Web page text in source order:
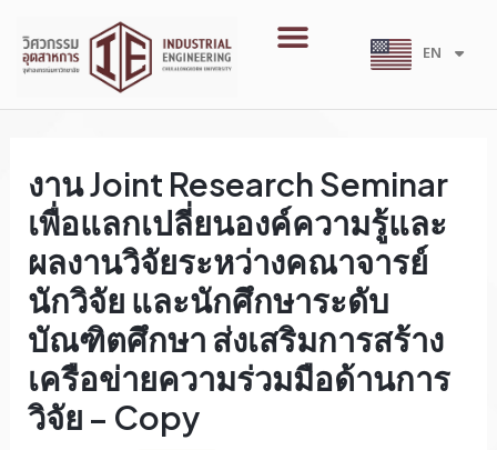
content
Menu
EN
TH
งาน Joint Research Seminar
เพื่อแลกเปลี่ยนองค์ความรู้และ
ผลงานวิจัยระหว่างคณาจารย์
นักวิจัย และนักศึกษาระดับ
บัณฑิตศึกษา ส่งเสริมการสร้าง
เครือข่ายความร่วมมือด้านการ
วิจัย – Copy